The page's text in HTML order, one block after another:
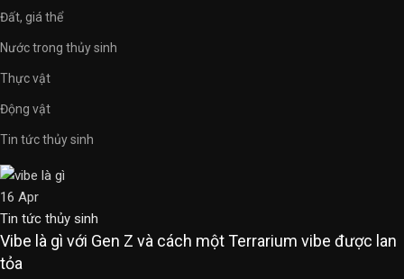
Đất, giá thể
Nước trong thủy sinh
Thực vật
Động vật
Tin tức thủy sinh
16 Apr
Tin tức thủy sinh
Vibe là gì với Gen Z và cách một Terrarium vibe được lan
tỏa